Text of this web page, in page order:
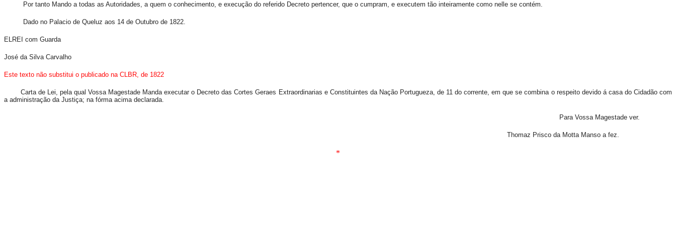
Por tanto Mando a todas as Autoridades, a quem o conhecimento, e execução do referido Decreto pertencer, que o cumpram, e executem tão inteiramente como nelle se contém.
Dado no Palacio de Queluz aos 14 de Outubro de 1822.
ELREI com Guarda
José da Silva Carvalho
Este texto não substitui o publicado na CLBR, de 1822
Carta de Lei, pela qual Vossa Magestade Manda executar o Decreto das Cortes Geraes Extraordinarias e Constituintes da Nação Portugueza, de 11 do corrente, em que se combina o respeito devido á casa do Cidadão com
a administração da Justiça; na fórma acima declarada.
Para Vossa Magestade ver.
Thomaz Prisco da Motta Manso a fez.
*